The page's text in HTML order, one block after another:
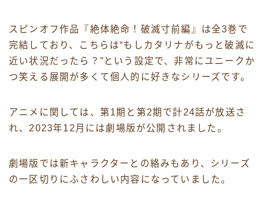
スピンオフ作品『絶体絶命！破滅寸前編』は全3巻で
完結しており、こちらは“もしカタリナがもっと破滅に
近い状況だったら？”という設定で、非常にユニークか
つ笑える展開が多くて個人的に好きなシリーズです。
アニメに関しては、第1期と第2期で計24話が放送さ
れ、2023年12月には劇場版が公開されました。
劇場版では新キャラクターとの絡みもあり、シリーズ
の一区切りにふさわしい内容になっていました。